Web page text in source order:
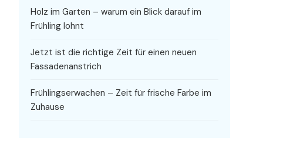
Holz im Garten – warum ein Blick darauf im
Frühling lohnt
Jetzt ist die richtige Zeit für einen neuen
Fassadenanstrich
Frühlingserwachen – Zeit für frische Farbe im
Zuhause